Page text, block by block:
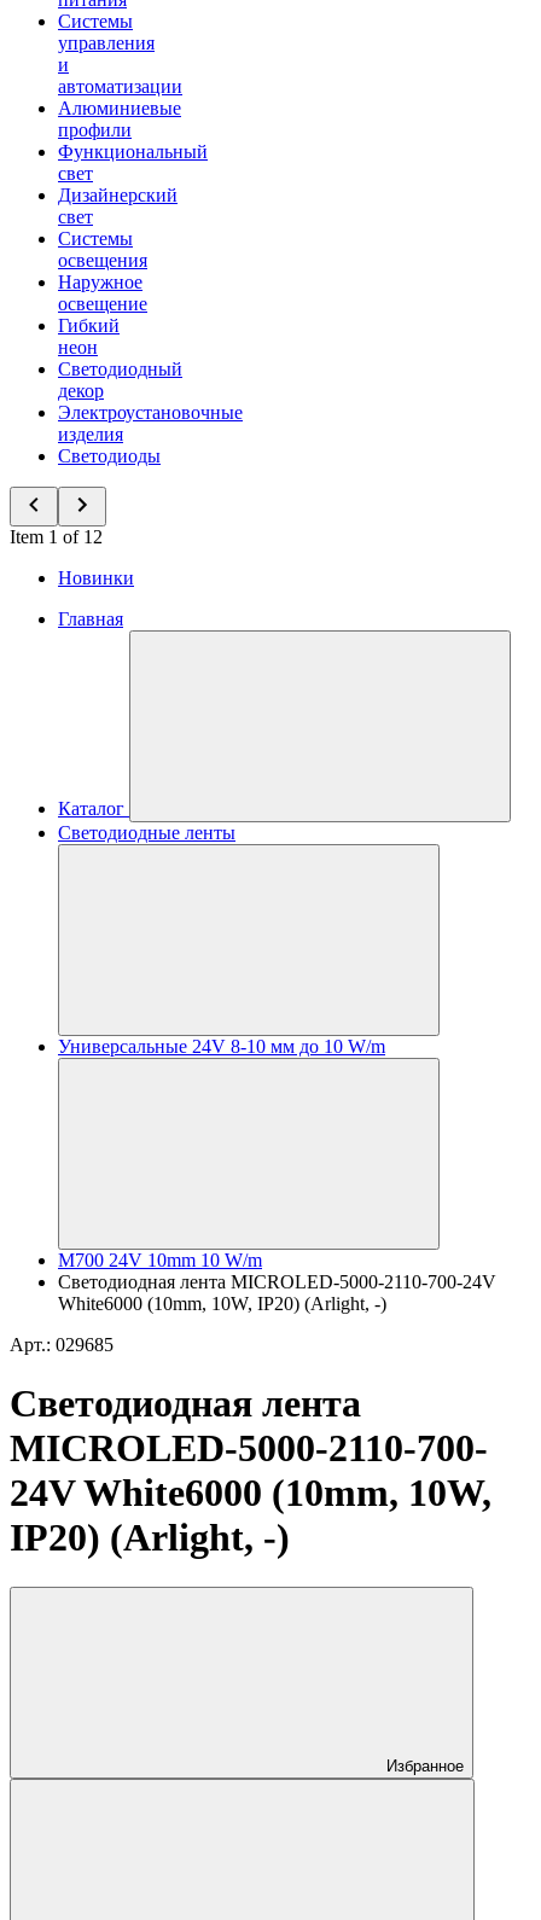
Системы
управления
и
автоматизации
Алюминиевые
профили
Функциональный
свет
Дизайнерский
свет
Системы
освещения
Наружное
освещение
Гибкий
неон
Светодиодный
декор
Электроустановочные
изделия
Светодиоды
Item 1 of 12
Новинки
Главная
Каталог
Светодиодные ленты
Универсальные 24V 8-10 мм до 10 W/m
M700 24V 10mm 10 W/m
Светодиодная лента MICROLED-5000-2110-700-24V
White6000 (10mm, 10W, IP20) (Arlight, -)
Арт.: 029685
Светодиодная лента
MICROLED-5000-2110-700-
24V White6000 (10mm, 10W,
IP20) (Arlight, -)
Избранное